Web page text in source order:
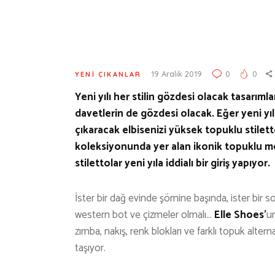
YENI ÇIKANLAR 19 Aralık 2019 0 0
Yeni yılı her stilin gözdesi olacak
davetlerin de gözdesi olacak. Eğer yeni
çıkaracak elbisenizi yüksek topuklu
koleksiyonunda yer alan ikonik topuklu
stilettolar yeni yıla iddialı bir giriş yapıyor.
İster bir dağ evinde şömine başında, ister bir
western bot ve çizmeler olmalı… Elle Shoes’
zımba, nakış, renk blokları ve farklı topuk
taşıyor.